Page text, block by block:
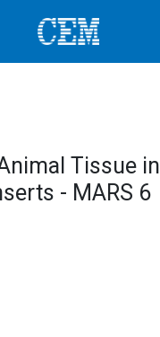
Tissue in
- MARS 6